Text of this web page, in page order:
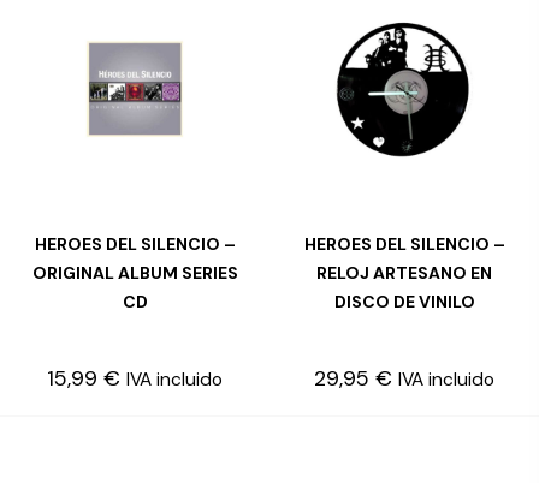
LEER MÁS
HEROES DEL SILENCIO –
ORIGINAL ALBUM SERIES
CD
15,99 € IVA incluido
AÑADIR AL CARRITO
HEROES DEL SILENCIO –
RELOJ ARTESANO EN
DISCO DE VINILO
29,95 € IVA incluido